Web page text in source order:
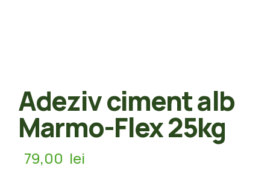
Adeziv ciment alb
Marmo-Flex 25kg
79,00 lei